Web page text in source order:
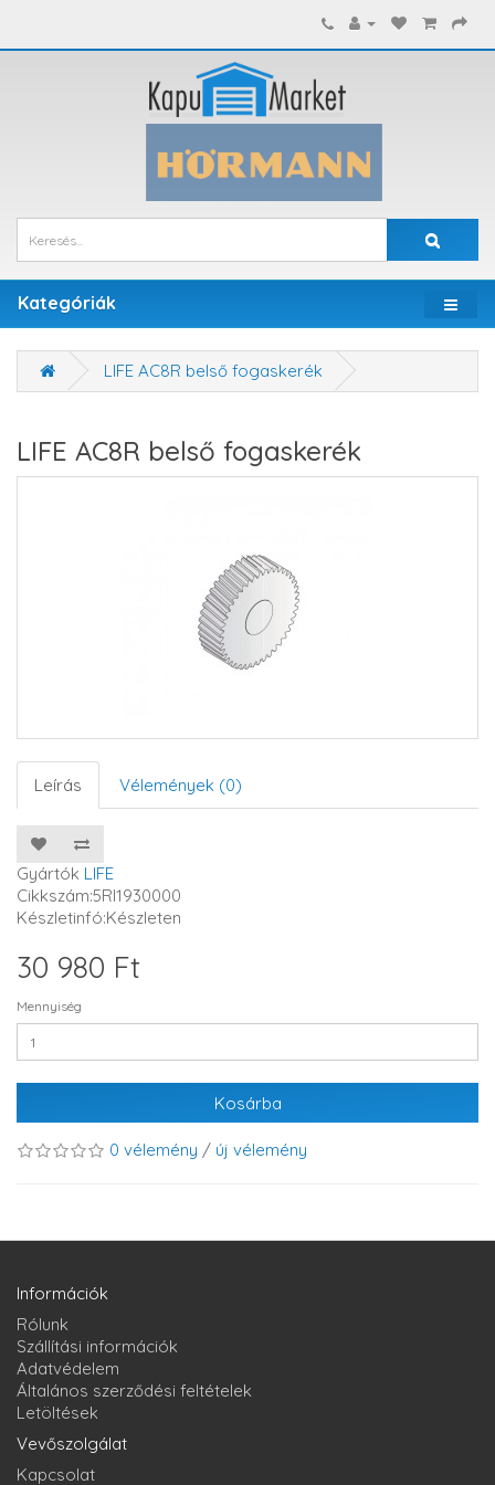
Kategóriák
LIFE AC8R belső fogaskerék
LIFE AC8R belső fogaskerék
Leírás Vélemények (0)
Gyártók LIFE
Cikkszám:5RI1930000
Készletinfó:Készleten
30 980 Ft
Mennyiség
Kosárba
0 vélemény / új vélemény
Információk
Rólunk
Szállítási információk
Adatvédelem
Általános szerződési feltételek
Letöltések
Vevőszolgálat
Kapcsolat